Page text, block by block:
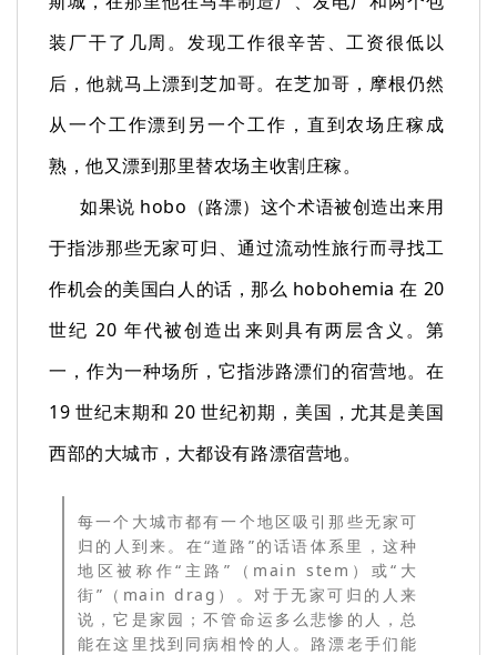
装厂干了几周。发现工作很辛苦、工资很低以
后，他就马上漂到芝加哥。在芝加哥，摩根仍然
从一个工作漂到另一个工作，直到农场庄稼成
熟，他又漂到那里替农场主收割庄稼。
如果说 hobo（路漂）这个术语被创造出来用
于指涉那些无家可归、通过流动性旅行而寻找工
作机会的美国白人的话，那么 hobohemia 在 20
世纪 20 年代被创造出来则具有两层含义。第
一，作为一种场所，它指涉路漂们的宿营地。在
19 世纪末期和 20 世纪初期，美国，尤其是美国
西部的大城市，大都设有路漂宿营地。
每一个大城市都有一个地区吸引那些无家可
归的人到来。在“道路”的话语体系里，这种
地区被称作“主路”（main stem）或“大
街”（main drag）。对于无家可归的人来
说，它是家园；不管命运多么悲惨的人，总
能在这里找到同病相怜的人。路漂老手们能